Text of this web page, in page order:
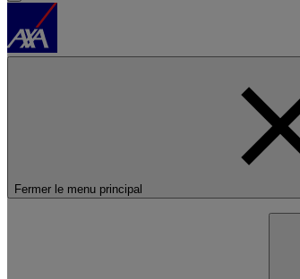
Fermer le menu principal